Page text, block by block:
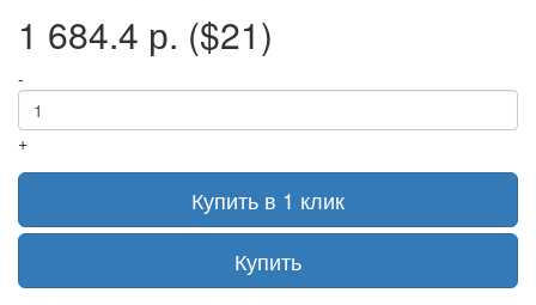
1 684.4 р. ($21)
-
+
Купить в 1 клик
Купить